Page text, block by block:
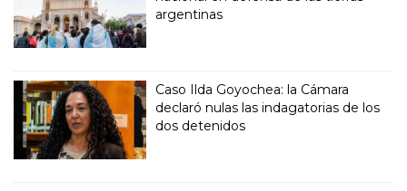
argentinas
Caso Ilda Goyochea: la Cámara
declaró nulas las indagatorias de los
dos detenidos